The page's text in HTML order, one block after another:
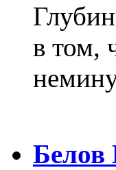
в том,